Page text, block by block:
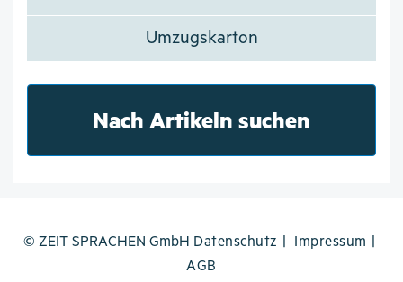
Umzugskarton
Nach Artikeln suchen
© ZEIT SPRACHEN GmbH Datenschutz
Impressum
AGB